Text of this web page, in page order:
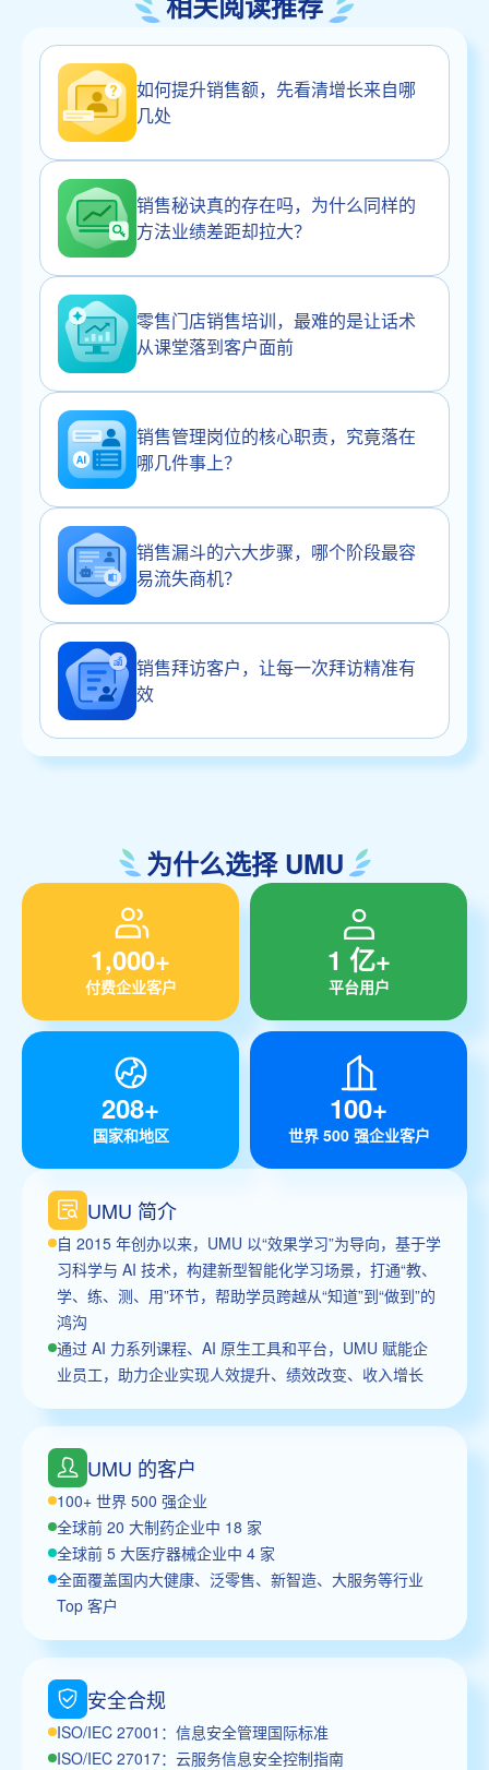
相关阅读推荐
如何提升销售额，先看清增长来自哪
几处
销售秘诀真的存在吗，为什么同样的
方法业绩差距却拉大？
零售门店销售培训，最难的是让话术
从课堂落到客户面前
销售管理岗位的核心职责，究竟落在
哪几件事上？
销售漏斗的六大步骤，哪个阶段最容
易流失商机？
销售拜访客户，让每一次拜访精准有
效
为什么选择 UMU
1,000+
付费企业客户
1 亿+
平台用户
208+
国家和地区
100+
世界 500 强企业客户
UMU 简介
自 2015 年创办以来，UMU 以“效果学习”为导向，基于学
习科学与 AI 技术，构建新型智能化学习场景，打通“教、
学、练、测、用”环节，帮助学员跨越从“知道”到“做到”的
鸿沟
通过 AI 力系列课程、AI 原生工具和平台，UMU 赋能企
业员工，助力企业实现人效提升、绩效改变、收入增长
UMU 的客户
100+ 世界 500 强企业
全球前 20 大制药企业中 18 家
全球前 5 大医疗器械企业中 4 家
全面覆盖国内大健康、泛零售、新智造、大服务等行业
Top 客户
安全合规
ISO/IEC 27001：信息安全管理国际标准
ISO/IEC 27017：云服务信息安全控制指南